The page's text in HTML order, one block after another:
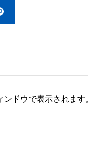
ドウで表示されます